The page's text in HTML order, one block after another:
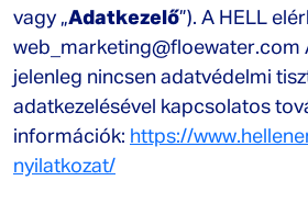
vagy „Adatkezelő”). A HELL
web_marketing@floewater.com
jelenleg nincsen adatvédelmi
adatkezelésével kapcsolatos
információk: https://
nyilatkozat/